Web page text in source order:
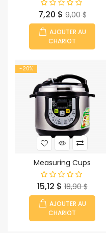
Prix
7,20 $ Prix
habituel
9,00 $
AJOUTER AU
CHARIOT
-20%
Measuring Cups
Prix
15,12 $ Prix
habituel
18,90 $
AJOUTER AU
CHARIOT